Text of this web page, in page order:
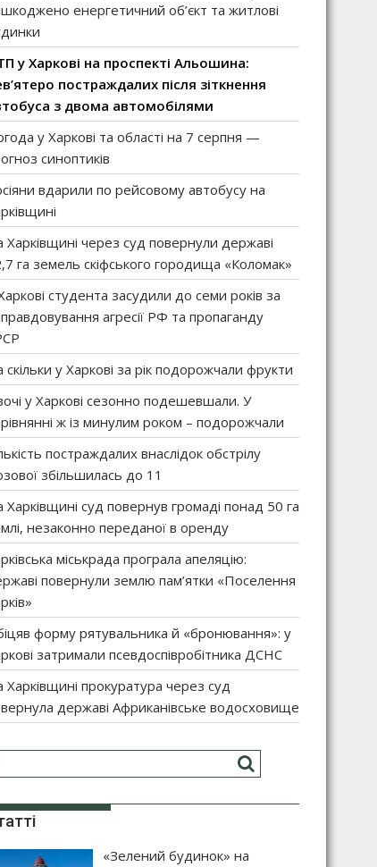
енергетичний об’єкт та житлові
у Харкові на проспекті Альошина:
постраждалих після зіткнення
з двома автомобілями
у Харкові та області на 7 серпня —
синоптиків
вдарили по рейсовому автобусу на
Харківщині через суд повернули державі
га земель скіфського городища «Коломак»
студента засудили до семи років за
агресії РФ та пропаганду
скільки у Харкові за рік подорожчали фрукти
у Харкові сезонно подешевшали. У
ж із минулим роком – подорожчали
постраждалих внаслідок обстрілу
збільшилась до 11
Харківщині суд повернув громаді понад 50 га
незаконно переданої в оренду
міськрада програла апеляцію:
повернули землю пам’ятки «Поселення
форму рятувальника й «бронювання»: у
затримали псевдоспівробітника ДСНС
Харківщині прокуратура через суд
державі Африканівське водосховище
«Зелений будинок» на